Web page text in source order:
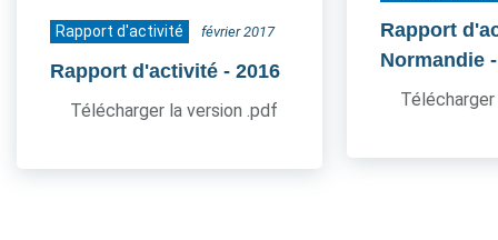
Rapport d'activité février 2017
Rapport d'activité - 2016
Télécharger la version .pdf
Rapport
Normandie